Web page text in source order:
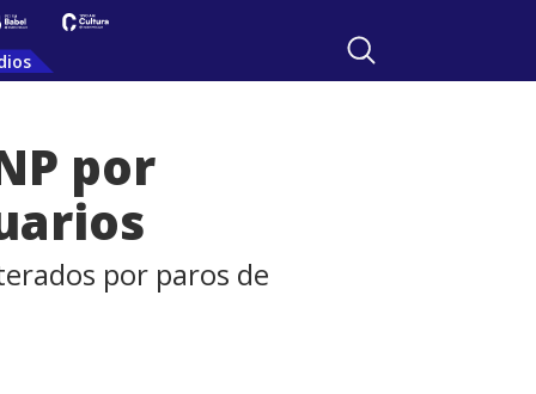
por
por paros de